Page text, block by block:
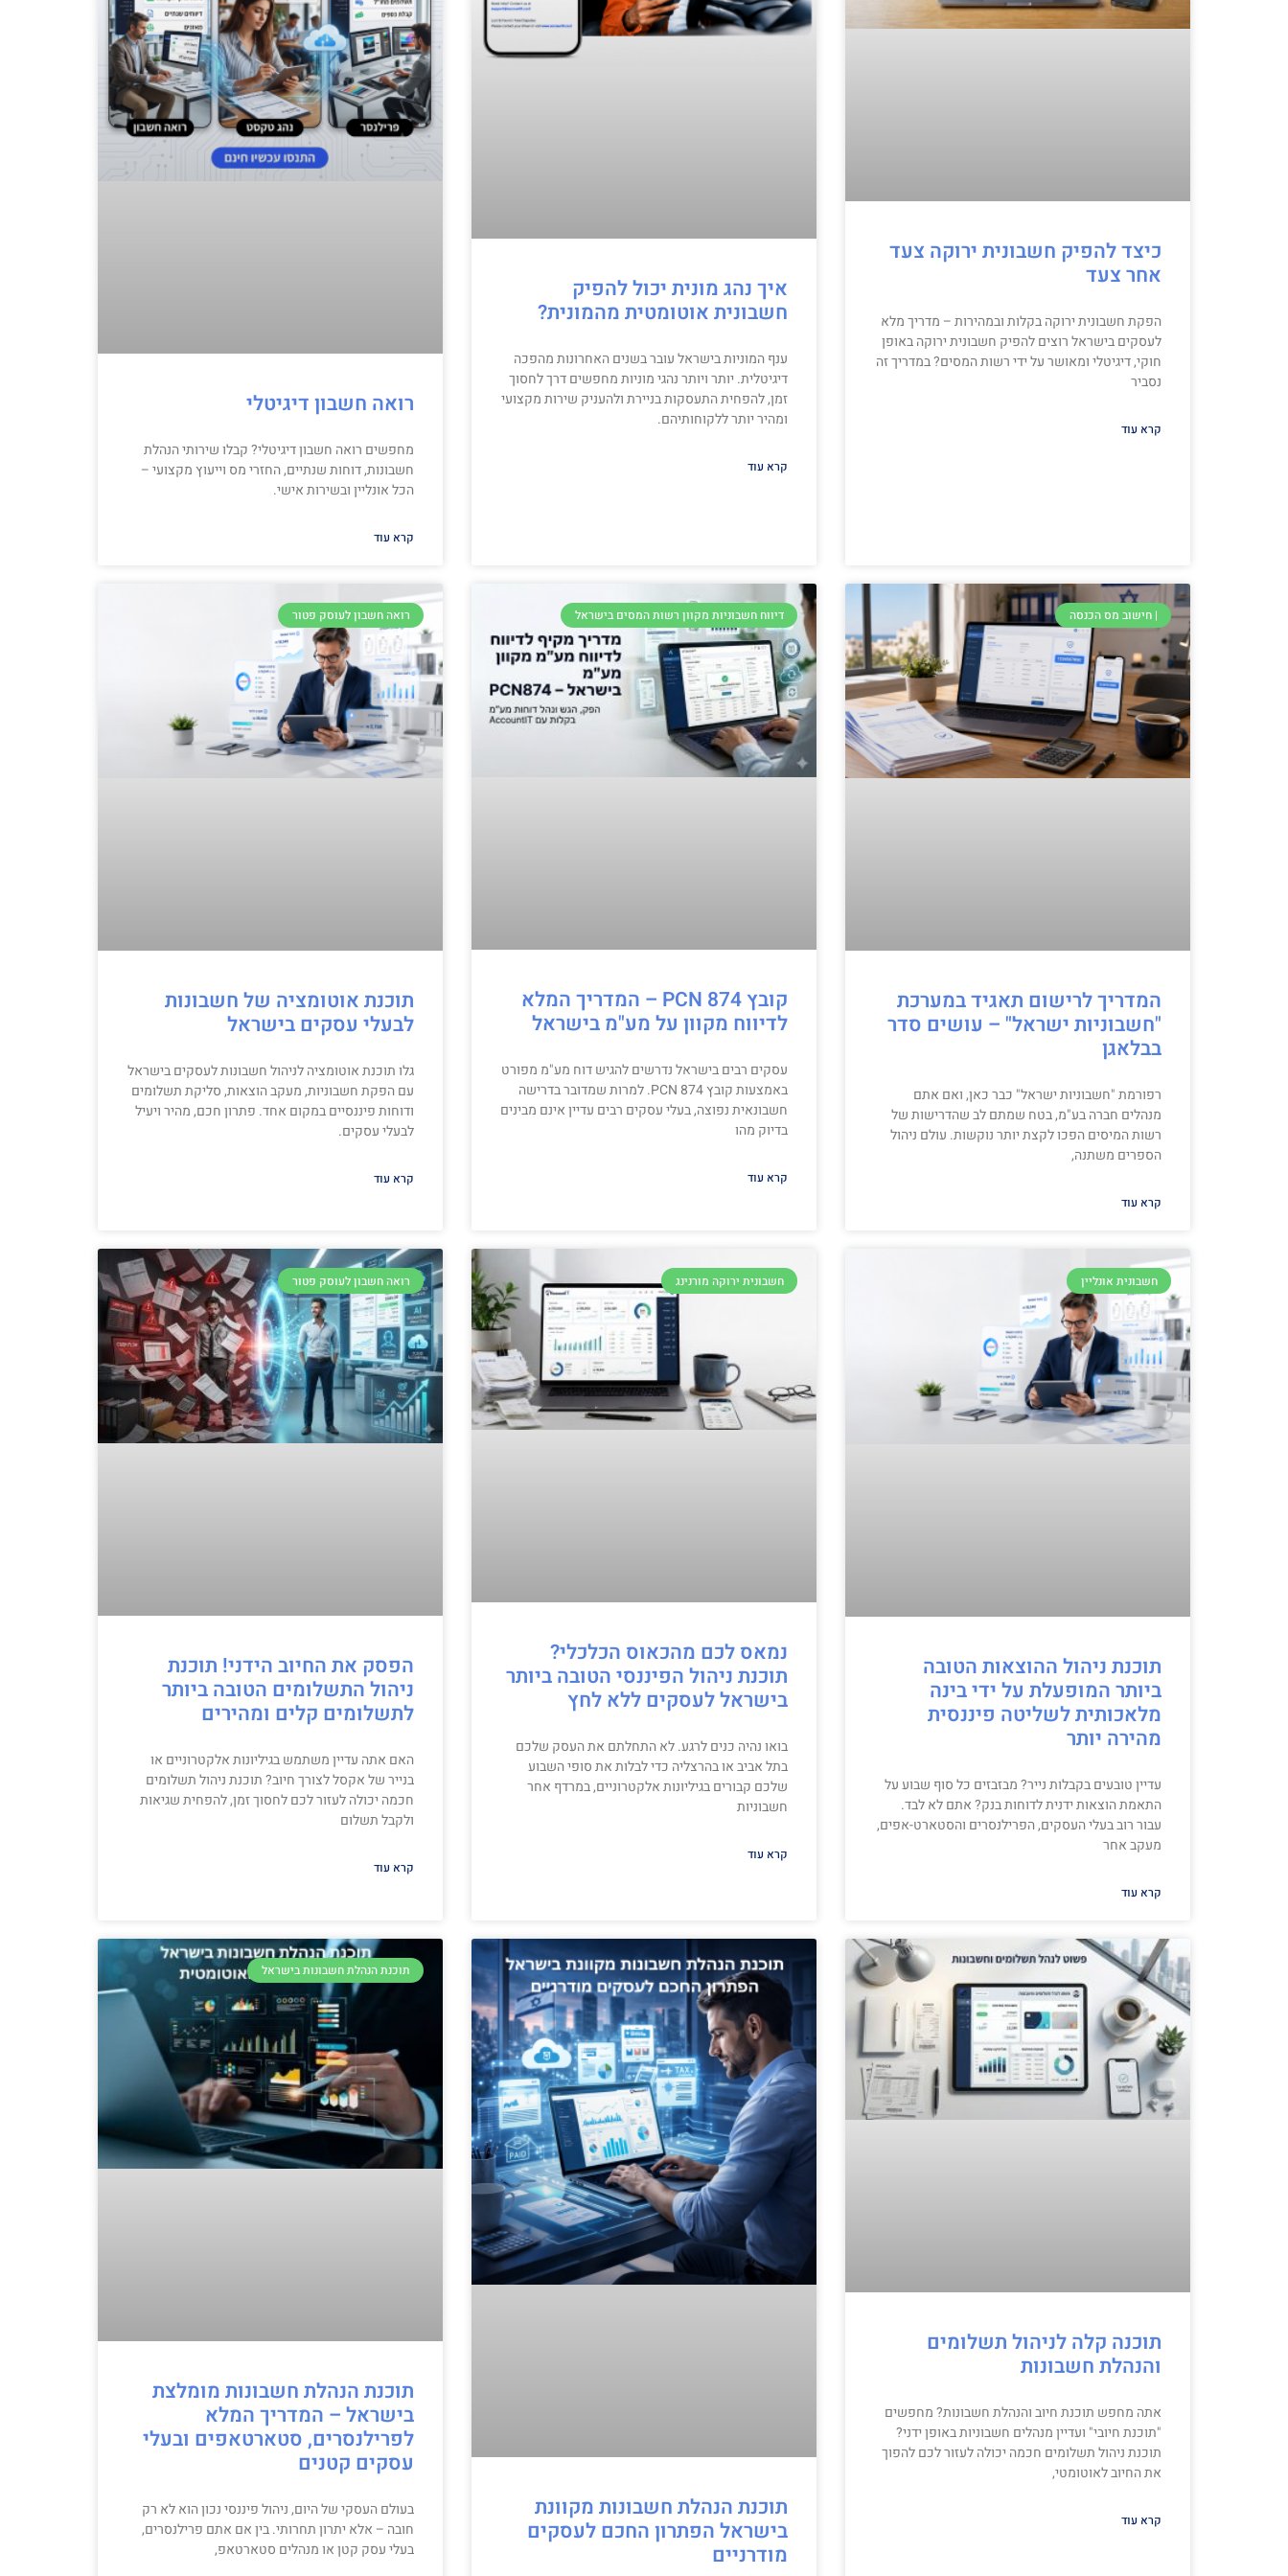
כיצד להפיק חשבונית ירוקה צעד
אחר צעד
הפקת חשבונית ירוקה בקלות ובמהירות – מדריך מלא
לעסקים בישראל רוצים להפיק חשבונית ירוקה באופן
חוקי, דיגיטלי ומאושר על ידי רשות המסים? במדריך זה
נסביר
קרא עוד
איך נהג מונית יכול להפיק
חשבונית אוטומטית מהמונית?
ענף המוניות בישראל עובר בשנים האחרונות מהפכה
דיגיטלית. יותר ויותר נהגי מוניות מחפשים דרך לחסוך
זמן, להפחית התעסקות בניירת ולהעניק שירות מקצועי
ומהיר יותר ללקוחותיהם.
קרא עוד
רואה חשבון דיגיטלי
מחפשים רואה חשבון דיגיטלי? קבלו שירותי הנהלת
חשבונות, דוחות שנתיים, החזרי מס וייעוץ מקצועי –
הכל אונליין ובשירות אישי.
קרא עוד
| חישוב מס הכנסה
המדריך לרישום תאגיד במערכת
"חשבוניות ישראל" – עושים סדר
בבלאגן
רפורמת "חשבוניות ישראל" כבר כאן, ואם אתם
מנהלים חברה בע"מ, בטח שמתם לב שהדרישות של
רשות המיסים הפכו לקצת יותר נוקשות. עולם ניהול
הספרים משתנה,
קרא עוד
דיווח חשבוניות מקוון רשות המסים בישראל
קובץ PCN 874 – המדריך המלא
לדיווח מקוון על מע"מ בישראל
עסקים רבים בישראל נדרשים להגיש דוח מע"מ מפורט
באמצעות קובץ PCN 874. למרות שמדובר בדרישה
חשבונאית נפוצה, בעלי עסקים רבים עדיין אינם מבינים
בדיוק מהו
קרא עוד
רואה חשבון לעוסק פטור
תוכנת אוטומציה של חשבונות
לבעלי עסקים בישראל
גלו תוכנת אוטומציה לניהול חשבונות לעסקים בישראל
עם הפקת חשבוניות, מעקב הוצאות, סליקת תשלומים
ודוחות פיננסיים במקום אחד. פתרון חכם, מהיר ויעיל
לבעלי עסקים.
קרא עוד
חשבונית אונליין
תוכנת ניהול ההוצאות הטובה
ביותר המופעלת על ידי בינה
מלאכותית לשליטה פיננסית
מהירה יותר
עדיין טובעים בקבלות נייר? מבזבזים כל סוף שבוע על
התאמת הוצאות ידנית לדוחות בנק? אתם לא לבד.
עבור רוב בעלי העסקים, הפרילנסרים והסטארט-אפים,
מעקב אחר
קרא עוד
חשבונית ירוקה מורנינג
נמאס לכם מהכאוס הכלכלי?
תוכנת ניהול הפיננסי הטובה ביותר
בישראל לעסקים ללא לחץ
בואו נהיה כנים לרגע. לא התחלתם את העסק שלכם
בתל אביב או בהרצליה כדי לבלות את סופי השבוע
שלכם קבורים בגיליונות אלקטרוניים, במרדף אחר
חשבוניות
קרא עוד
רואה חשבון לעוסק פטור
הפסק את החיוב הידני! תוכנת
ניהול התשלומים הטובה ביותר
לתשלומים קלים ומהירים
האם אתה עדיין משתמש בגיליונות אלקטרוניים או
בנייר של אקסל לצורך חיוב? תוכנת ניהול תשלומים
חכמה יכולה לעזור לכם לחסוך זמן, להפחית שגיאות
ולקבל תשלום
קרא עוד
תוכנה קלה לניהול תשלומים
והנהלת חשבונות
אתה מחפש תוכנת חיוב והנהלת חשבונות? מחפשים
"תוכנת חיובי" ועדיין מנהלים חשבוניות באופן ידני?
תוכנת ניהול תשלומים חכמה יכולה לעזור לכם להפוך
את החיוב לאוטומטי,
קרא עוד
תוכנת הנהלת חשבונות מקוונת
בישראל הפתרון החכם לעסקים
מודרניים
תוכנת הנהלת חשבונות בישראל
תוכנת הנהלת חשבונות מומלצת
בישראל – המדריך המלא
לפרילנסרים, סטארטאפים ובעלי
עסקים קטנים
בעולם העסקי של היום, ניהול פיננסי נכון הוא לא רק
חובה – אלא יתרון תחרותי. בין אם אתם פרילנסרים,
בעלי עסק קטן או מנהלים סטארטאפ,